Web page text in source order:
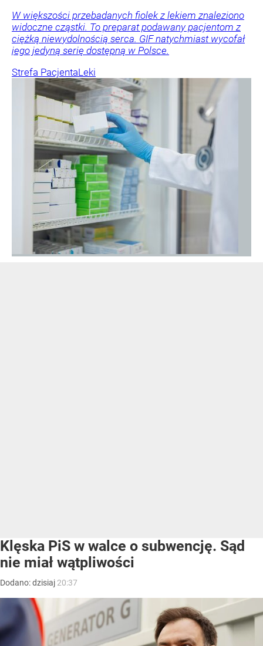
W większości przebadanych fiolek z lekiem znaleziono
widoczne cząstki. To preparat podawany pacjentom z
ciężką niewydolnością serca. GIF natychmiast wycofał
jego jedyną serię dostępną w Polsce.
Strefa PacjentaLeki
Klęska PiS w walce o subwencję. Sąd
nie miał wątpliwości
Dodano:dzisiaj 20:37